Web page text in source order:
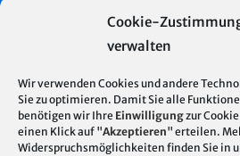
Cookie-
verwalten
Wir verwenden Cookies und andere
Sie zu optimieren. Damit Sie alle
benötigen wir Ihre Einwilligungzur
einen Klick auf "Akzeptieren" erteilen.
Widerspruchsmöglichkeiten finden Sie in
Presse
Glossar
© 2026